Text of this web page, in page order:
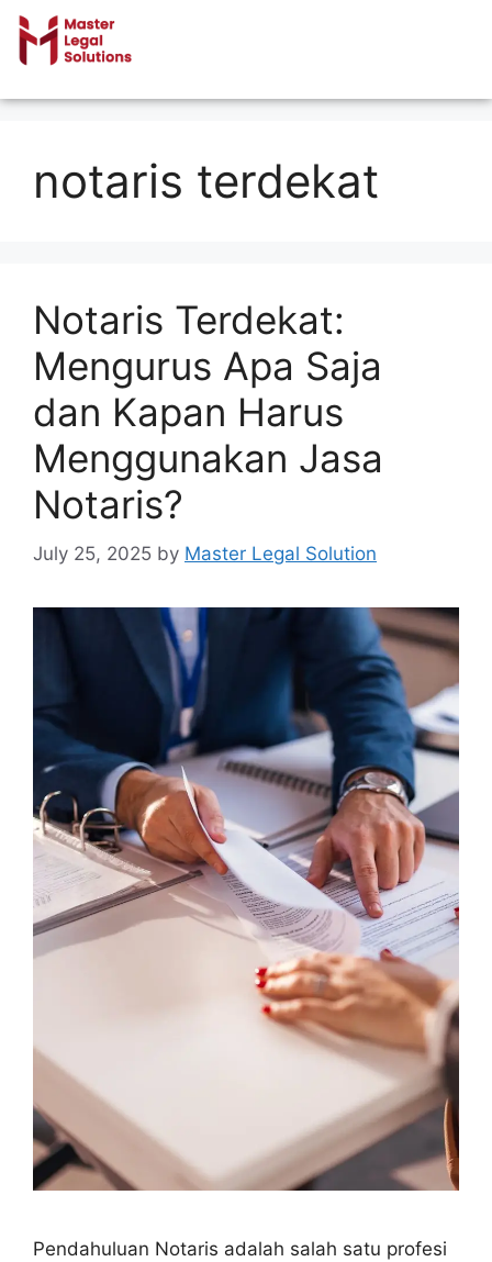
notaris terdekat
Notaris Terdekat:
Mengurus Apa Saja
dan Kapan Harus
Menggunakan Jasa
Notaris?
July 25, 2025 by Master Legal Solution
Pendahuluan Notaris adalah salah satu profesi